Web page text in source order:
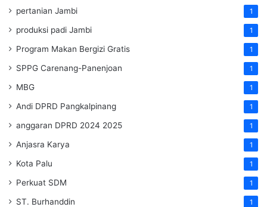
pertanian Jambi 1
produksi padi Jambi 1
Program Makan Bergizi Gratis 1
SPPG Carenang-Panenjoan 1
MBG 1
Andi DPRD Pangkalpinang 1
anggaran DPRD 2024 2025 1
Anjasra Karya 1
Kota Palu 1
Perkuat SDM 1
ST. Burhanddin 1